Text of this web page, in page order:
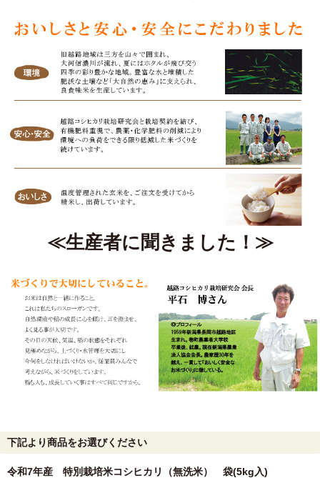
≪生産者に聞きました！≫
下記より商品をお選びください
令和7年産 特別栽培米コシヒカリ（無洗米） 袋(5kg入)